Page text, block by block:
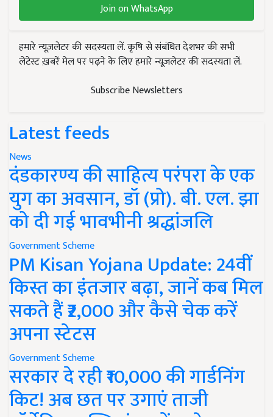
Join on WhatsApp
हमारे न्यूज़लेटर की सदस्यता लें. कृषि से संबंधित देशभर की सभी
लेटेस्ट ख़बरें मेल पर पढ़ने के लिए हमारे न्यूज़लेटर की सदस्यता लें.
Subscribe Newsletters
Latest feeds
News
दंडकारण्य की साहित्य परंपरा के एक
युग का अवसान, डॉ (प्रो). बी. एल. झा
को दी गई भावभीनी श्रद्धांजलि
Government Scheme
PM Kisan Yojana Update: 24वीं
किस्त का इंतजार बढ़ा, जानें कब मिल
सकते हैं ₹2,000 और कैसे चेक करें
अपना स्टेटस
Government Scheme
सरकार दे रही ₹10,000 की गार्डनिंग
किट! अब छत पर उगाएं ताजी